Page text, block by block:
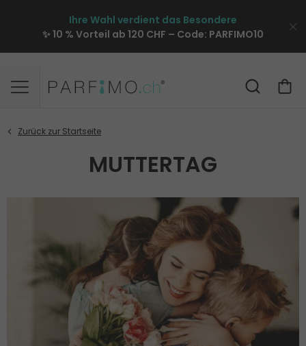
Ihre Wahl verdient das Besondere
✨ 10 % Vorteil ab 120 CHF – Code: PARFIMO10
MUTTERTAG